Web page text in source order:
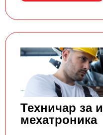
Техничар за
мехатроника